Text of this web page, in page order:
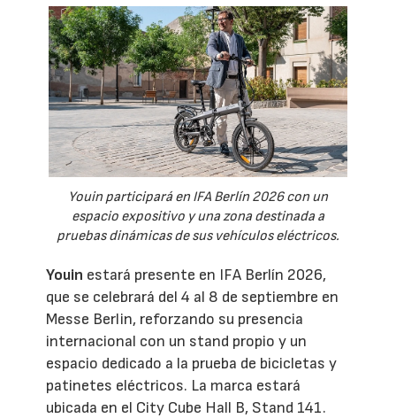
Youin participará en IFA Berlín 2026 con un
espacio expositivo y una zona destinada a
pruebas dinámicas de sus vehículos eléctricos.
Youin estará presente en IFA Berlín 2026,
que se celebrará del 4 al 8 de septiembre en
Messe Berlin, reforzando su presencia
internacional con un stand propio y un
espacio dedicado a la prueba de bicicletas y
patinetes eléctricos. La marca estará
ubicada en el City Cube Hall B, Stand 141.